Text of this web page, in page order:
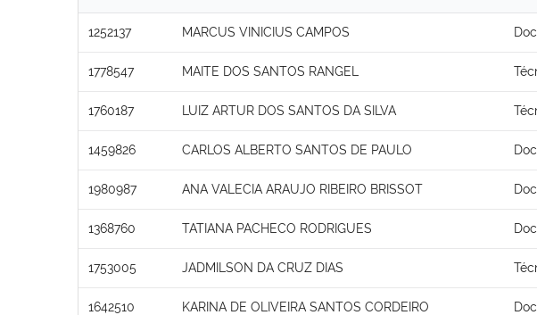
1252137 MARCUS VINICIUS CAMPOS
1778547 MAITE DOS SANTOS RANGEL
1760187 LUIZ ARTUR DOS SANTOS DA SILVA
1459826 CARLOS ALBERTO SANTOS DE PAULO
1980987 ANA VALECIA ARAUJO RIBEIRO BRISSOT
1368760 TATIANA PACHECO RODRIGUES
1753005 JADMILSON DA CRUZ DIAS
1642510 KARINA DE OLIVEIRA SANTOS CORDEIRO